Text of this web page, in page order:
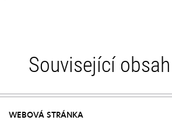
Související obsah
WEBOVÁ STRÁNKA